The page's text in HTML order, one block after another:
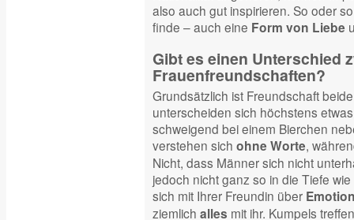
also auch gut inspirieren. So oder
finde – auch eine Form von Liebe
Gibt es einen Unterschied
Frauenfreundschaften?
Grundsätzlich ist Freundschaft
unterscheiden sich höchstens
schweigend bei einem Bierchen
verstehen sich ohne Worte,
Nicht, dass Männer sich nicht
jedoch nicht ganz so in die Tiefe
sich mit Ihrer Freundin über
ziemlich alles mit ihr. Kumpels